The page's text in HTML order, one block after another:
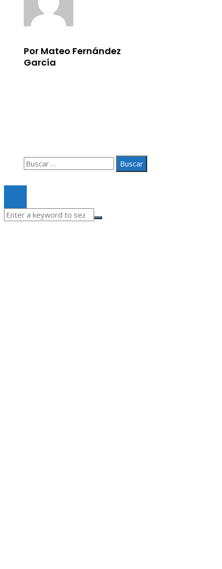
Por Mateo Fernández
García
Buscar: